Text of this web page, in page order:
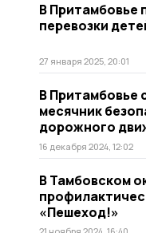
В Притамбовье
перевозки
27 января 2025, 20:01
В Притамбовье
месячник
дорожного
16 декабря 2024, 12:02
В Тамбовском
«Пешеход!»